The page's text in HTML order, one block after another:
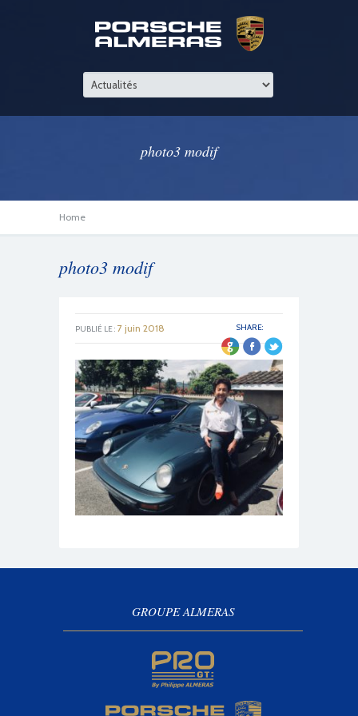
photo3 modif
Home
photo3 modif
SHARE:
PUBLIÉ LE : 7 juin 2018
GROUPE ALMERAS